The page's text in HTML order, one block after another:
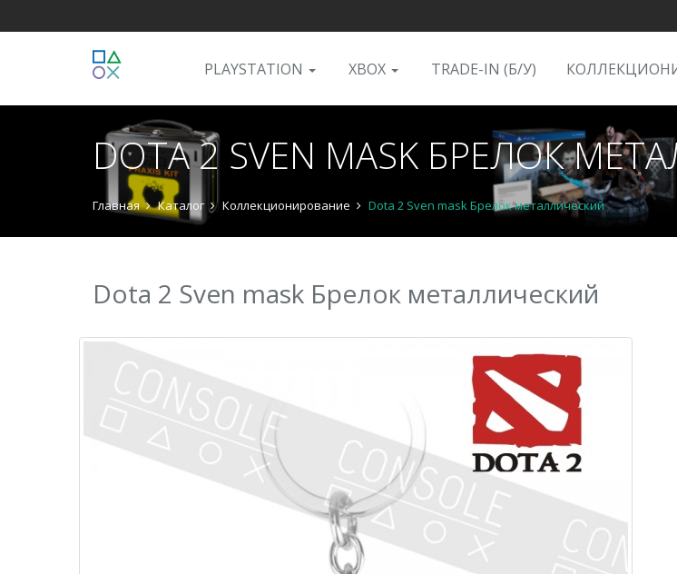
PLAYSTATION XBOX TRADE-IN (Б/У)
DOTA 2 SVEN MASK БРЕЛОК
Главная Каталог Коллекционирование Dota 2 Sven mask Брелок металлический
Dota 2 Sven mask Брелок металлический